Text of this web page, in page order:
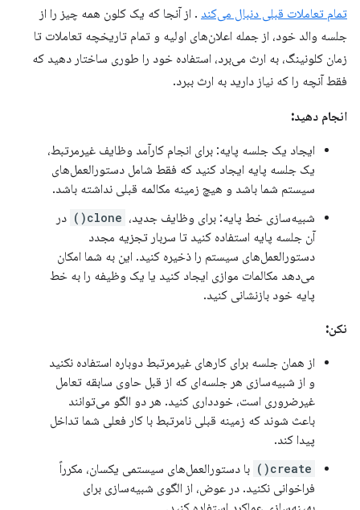
تمام تعاملات قبلی دنبال می‌کند . از آنجا که یک کلون همه چیز را از
جلسه والد خود، از جمله اعلان‌های اولیه و تمام تاریخچه تعاملات تا
زمان کلونینگ، به ارث می‌برد، استفاده خود را طوری ساختار دهید که
فقط آنچه را که نیاز دارید به ارث ببرد.
انجام دهید:
ایجاد یک جلسه پایه: برای انجام کارآمد وظایف غیرمرتبط،
یک جلسه پایه ایجاد کنید که فقط شامل دستورالعمل‌های
سیستم شما باشد و هیچ زمینه مکالمه قبلی نداشته باشد.
شبیه‌سازی خط پایه: برای وظایف جدید، clone()
در
آن جلسه پایه استفاده کنید تا سربار تجزیه مجدد
دستورالعمل‌های سیستم را ذخیره کنید. این به شما امکان
می‌دهد مکالمات موازی ایجاد کنید یا یک وظیفه را به خط
پایه خود بازنشانی کنید.
نکن:
از همان جلسه برای کارهای غیرمرتبط دوباره استفاده نکنید
و از شبیه‌سازی هر جلسه‌ای که از قبل حاوی سابقه تعامل
غیرضروری است، خودداری کنید. هر دو الگو می‌توانند
باعث شوند که زمینه قبلی نامرتبط با کار فعلی شما تداخل
پیدا کند.
create()
با دستورالعمل‌های سیستمی یکسان، مکرراً
فراخوانی نکنید. در عوض، از الگوی شبیه‌سازی برای